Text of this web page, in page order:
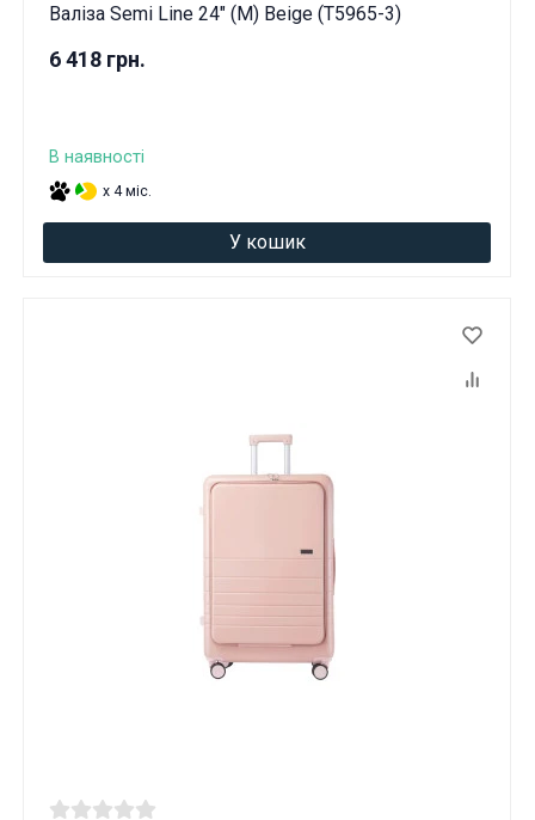
Валіза Semi Line 24" (M) Beige (T5965-3)
6 418 грн.
В наявності
x 4 міс.
У кошик